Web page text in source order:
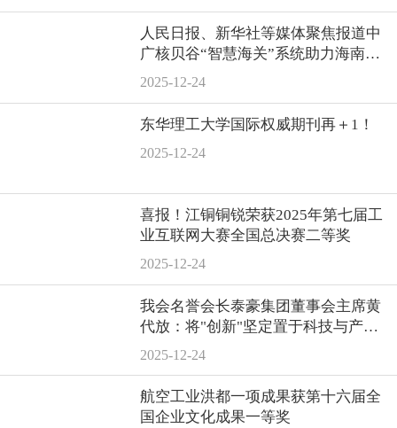
人民日报、新华社等媒体聚焦报道中
广核贝谷“智慧海关”系统助力海南自
贸港封关运作
2025-12-24
东华理工大学国际权威期刊再＋1！
2025-12-24
喜报！江铜铜锐荣获2025年第七届工
业互联网大赛全国总决赛二等奖
2025-12-24
我会名誉会长泰豪集团董事会主席黄
代放：将"创新"坚定置于科技与产业
融合发展的"C位"
2025-12-24
航空工业洪都一项成果获第十六届全
国企业文化成果一等奖